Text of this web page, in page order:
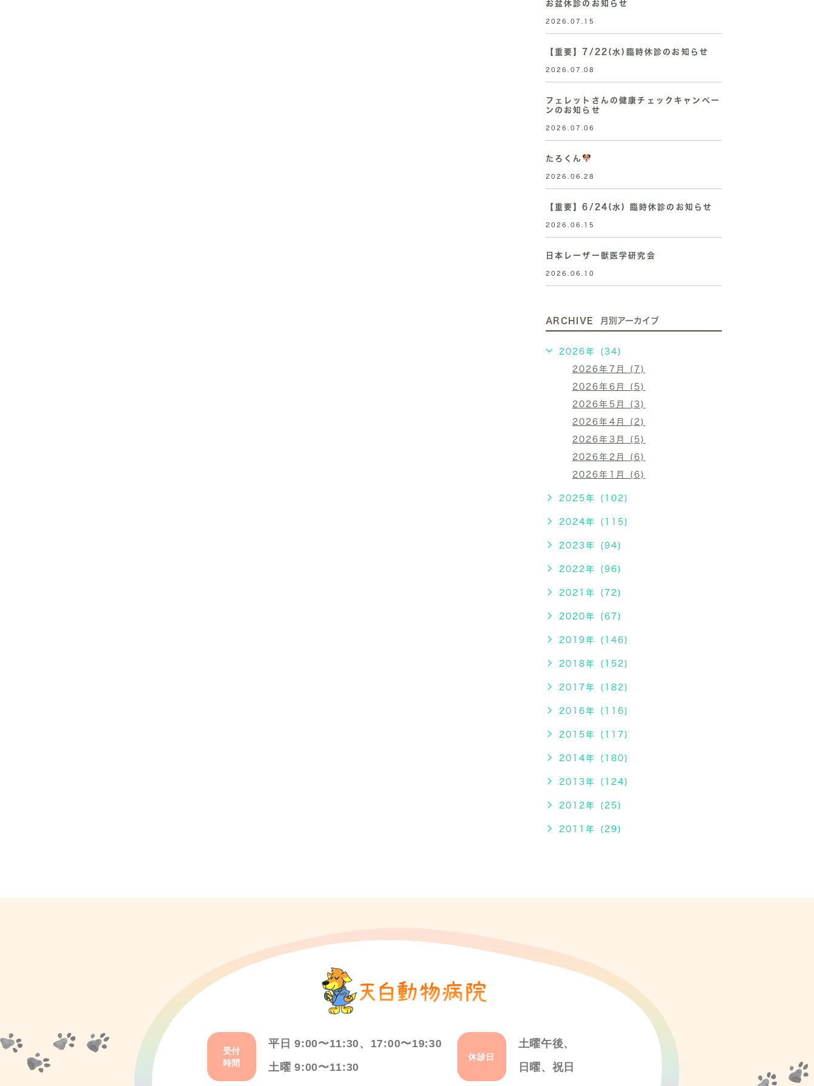
お盆休診のお知らせ
2026.07.15
【重要】7/22(水)臨時休診のお知らせ
2026.07.08
フェレットさんの健康チェックキャンペー
ンのお知らせ
2026.07.06
たろくん
2026.06.28
【重要】6/24(水) 臨時休診のお知らせ
2026.06.15
日本レーザー獣医学研究会
2026.06.10
ARCHIVE 月別アーカイブ
2026年 (34)
2026年7月 (7)
2026年6月 (5)
2026年5月 (3)
2026年4月 (2)
2026年3月 (5)
2026年2月 (6)
2026年1月 (6)
2025年 (102)
2024年 (115)
2023年 (94)
2022年 (96)
2021年 (72)
2020年 (67)
2019年 (146)
2018年 (152)
2017年 (182)
2016年 (116)
2015年 (117)
2014年 (180)
2013年 (124)
2012年 (25)
2011年 (29)
受付
時間
平日 9:00〜11:30、17:00〜19:30
土曜 9:00〜11:30
休診日
土曜午後、
日曜、祝日